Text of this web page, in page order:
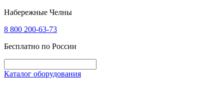
Набережные Челны
8 800 200-63-73
Бесплатно по России
Каталог оборудования